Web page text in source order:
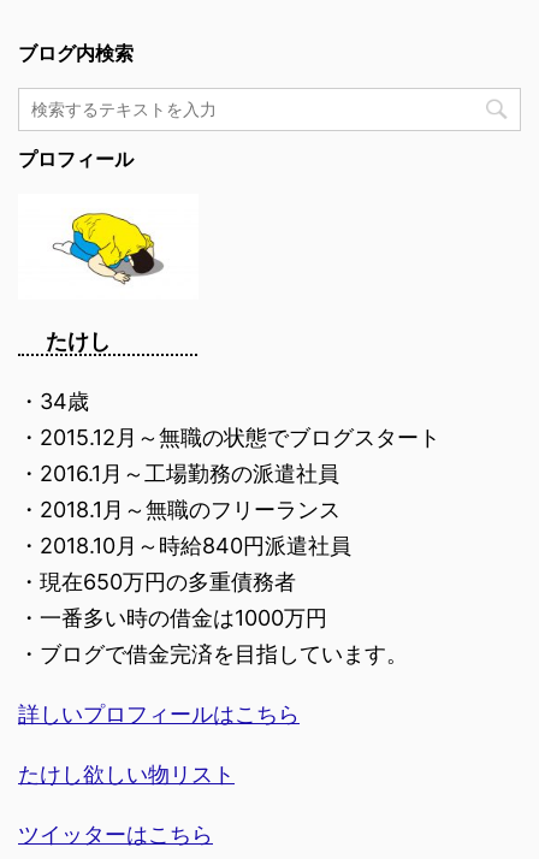
ブログ内検索
プロフィール
たけし
・34歳
・2015.12月～無職の状態でブログスタート
・2016.1月～工場勤務の派遣社員
・2018.1月～無職のフリーランス
・2018.10月～時給840円派遣社員
・現在650万円の多重債務者
・一番多い時の借金は1000万円
・ブログで借金完済を目指しています。
詳しいプロフィールはこちら
たけし欲しい物リスト
ツイッターはこちら